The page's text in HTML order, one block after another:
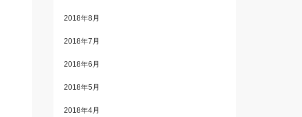
2018年8月
2018年7月
2018年6月
2018年5月
2018年4月